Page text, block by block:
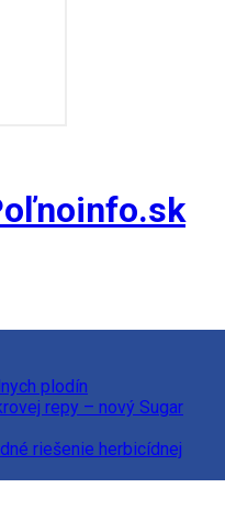
plodín
repy – nový Sugar
riešenie herbicídnej